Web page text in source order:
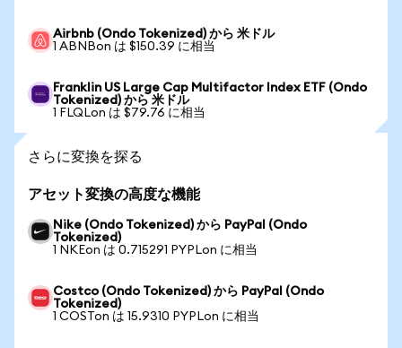
Airbnb (Ondo Tokenized) から 米ドル
1 ABNBon は $150.39 に相当
Franklin US Large Cap Multifactor Index ETF (Ondo
Tokenized) から 米ドル
1 FLQLon は $79.76 に相当
さらに変換を探る
アセット変換の高度な機能
Nike (Ondo Tokenized) から PayPal (Ondo
Tokenized)
1 NKEon は 0.715291 PYPLon に相当
Costco (Ondo Tokenized) から PayPal (Ondo
Tokenized)
1 COSTon は 15.9310 PYPLon に相当